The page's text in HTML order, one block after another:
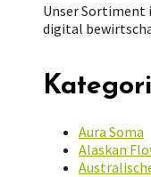
Unser Sortiment
digital
Aura Soma
Alaskan